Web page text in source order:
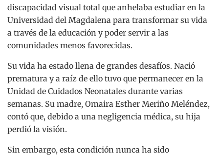
discapacidad visual total que anhelaba estudiar en la
Universidad del Magdalena para transformar su vida
a través de la educación y poder servir a las
comunidades menos favorecidas.
Su vida ha estado llena de grandes desafíos. Nació
prematura y a raíz de ello tuvo que permanecer en la
Unidad de Cuidados Neonatales durante varias
semanas. Su madre, Omaira Esther Meriño Meléndez,
contó que, debido a una negligencia médica, su hija
perdió la visión.
Sin embargo, esta condición nunca ha sido